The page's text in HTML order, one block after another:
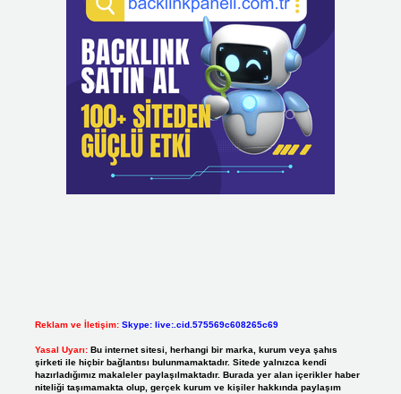
Reklam ve İletişim: Skype: live:.cid.575569c608265c69
Yasal Uyarı: Bu internet sitesi, herhangi bir marka, kurum veya şahıs
şirketi ile hiçbir bağlantısı bulunmamaktadır. Sitede yalnızca kendi
hazırladığımız makaleler paylaşılmaktadır. Burada yer alan içerikler haber
niteliği taşımamakta olup, gerçek kurum ve kişiler hakkında paylaşım